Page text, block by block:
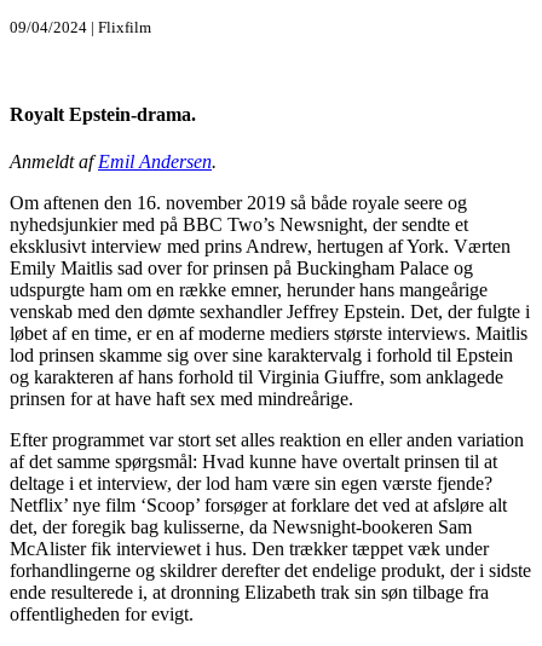
09/04/2024 | Flixfilm
Royalt Epstein-drama.
Anmeldt afEmil Andersen.
Om aftenen den 16. november 2019 så både royale seere og
nyhedsjunkier med på BBC Two’s Newsnight, der sendte et
eksklusivt interview med prins Andrew, hertugen af York. Værten
Emily Maitlis sad over for prinsen på Buckingham Palace og
udspurgte ham om en række emner, herunder hans mangeårige
venskab med den dømte sexhandler Jeffrey Epstein. Det, der fulgte i
løbet af en time, er en af moderne mediers største interviews. Maitlis
lod prinsen skamme sig over sine karaktervalg i forhold til Epstein
og karakteren af hans forhold til Virginia Giuffre, som anklagede
prinsen for at have haft sex med mindreårige.
Efter programmet var stort set alles reaktion en eller anden variation
af det samme spørgsmål: Hvad kunne have overtalt prinsen til at
deltage i et interview, der lod ham være sin egen værste fjende?
Netflix’ nye film ‘Scoop’ forsøger at forklare det ved at afsløre alt
det, der foregik bag kulisserne, da Newsnight-bookeren Sam
McAlister fik interviewet i hus. Den trækker tæppet væk under
forhandlingerne og skildrer derefter det endelige produkt, der i sidste
ende resulterede i, at dronning Elizabeth trak sin søn tilbage fra
offentligheden for evigt.